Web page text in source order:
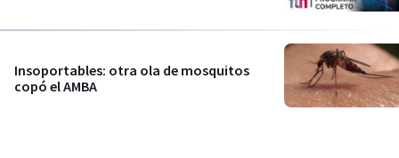
Insoportables: otra ola de mosquitos
copó el AMBA